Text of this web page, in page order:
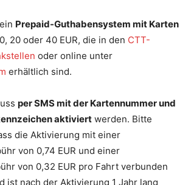
Prepaid-Guthabensystem mit Karten
20 oder 40 EUR, die in den CTT-
oder online unter
erhältlich sind.
per SMS mit der Kartennummer und
aktiviert werden. Bitte
die Aktivierung mit einer
von 0,74 EUR und einer
von 0,32 EUR pro Fahrt verbunden
ist nach der Aktivierung 1 Jahr lang